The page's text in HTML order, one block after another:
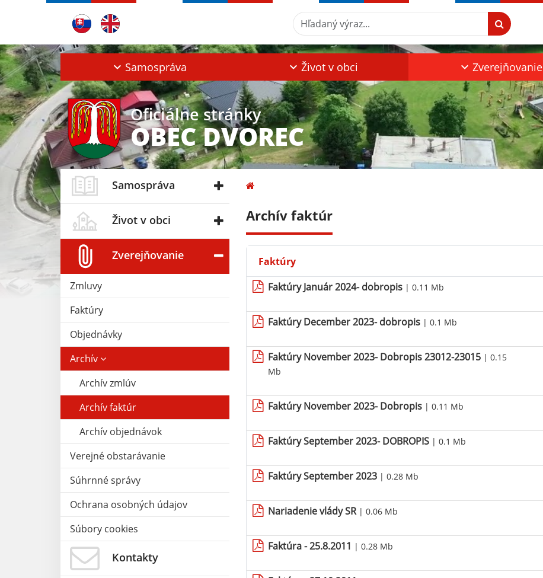
Hľadaný výraz...
Samospráva Život v obci Zverejňovanie
Oficiálne stránky
OBEC DVOREC
Samospráva
Život v obci
Zverejňovanie
Zmluvy
Faktúry
Objednávky
Archív
Archív zmlúv
Archív faktúr
Archív objednávok
Verejné obstarávanie
Súhrnné správy
Ochrana osobných údajov
Súbory cookies
Kontakty
Archív faktúr
Faktúry
Faktúry Január 2024- dobropis | 0.11 Mb
Faktúry December 2023- dobropis | 0.1 Mb
Faktúry November 2023- Dobropis 23012-23015 | 0.15
Mb
Faktúry November 2023- Dobropis | 0.11 Mb
Faktúry September 2023- DOBROPIS | 0.1 Mb
Faktúry September 2023 | 0.28 Mb
Nariadenie vlády SR| 0.06 Mb
Faktúra - 25.8.2011 | 0.28 Mb